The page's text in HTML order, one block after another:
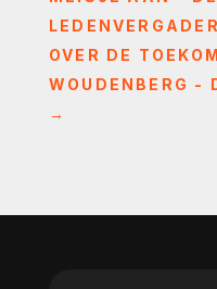
OVER DE
WOUDENBERG -
→